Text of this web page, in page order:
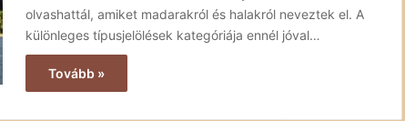
olvashattál, amiket madarakról és halakról neveztek el. A
különleges típusjelölések kategóriája ennél jóval…
Tovább »